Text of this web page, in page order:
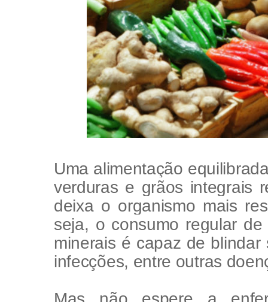
Uma alimentação
verduras e grãos integrais
deixa o organismo mais
seja, o consumo regular
minerais é capaz de
infecções, entre outras